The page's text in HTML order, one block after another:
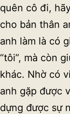
quên cô đi,
cho bản thân
anh làm là có
“tôi”, mà còn
khác. Nhờ có
anh gặp được
dựng được sự